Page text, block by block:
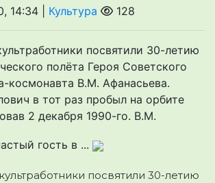
14:34 | Культура 128
посвятили 30-летию
полёта Героя Советского
космонавта В.М. Афанасьева.
в тот раз пробыл на орбите
2 декабря 1990-го. В.М.
гость в ...
посвятили 30-летию